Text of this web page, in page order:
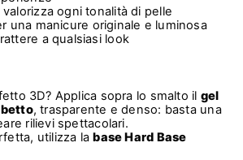
ogni tonalità di pelle
una manicure originale e luminosa
a qualsiasi look
3D? Applica sopra lo smalto il gel
, trasparente e denso: basta una
rilievi spettacolari.
utilizza labase Hard Base